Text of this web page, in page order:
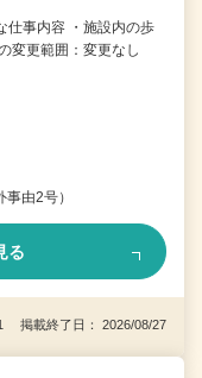
仕事内容 ・施設内の歩
変更範囲：変更なし
由2号）
る
掲載終了日： 2026/08/27